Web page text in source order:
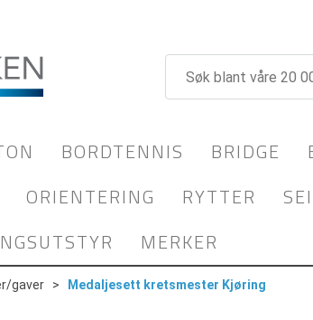
BORDTENNIS BRIDGE
ORIENTERING RYTTER
MERKER
gaver > Medaljesett kretsmester Kjøring